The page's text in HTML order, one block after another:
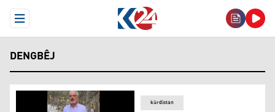
Open Menu
DENGBÊJ
kürdistan